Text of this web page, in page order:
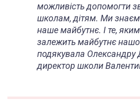
можливість допомогти
школам, дітям. Ми
наше майбутнє. І те,
залежить майбутнє
подякувала Олександру
директор школи